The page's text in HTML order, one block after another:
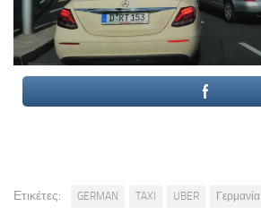
Ετικέτες: GERMAN TAXI UBER Γερμανία